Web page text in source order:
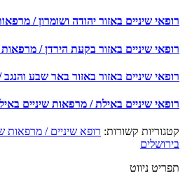
רופאי שיניים באזור יהודה ושומרון /
רופאי שיניים באזור בקעת הירדן /
רופאי שיניים באזור באזור באר שבע
רופאי שיניים באילת / מרפאות שיניים
קטגוריות קשורות: רופא שיניים / מרפאות
בירושלים
תפריט ניווט